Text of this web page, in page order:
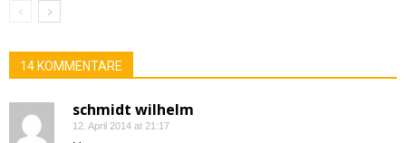
14 KOMMENTARE
schmidt wilhelm
12. April 2014 at 21:17